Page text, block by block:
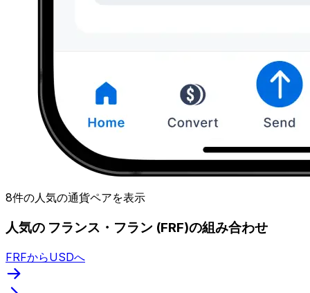
8件の人気の通貨ペアを表示
人気の フランス・フラン (FRF)の組み合わせ
FRFからUSDへ